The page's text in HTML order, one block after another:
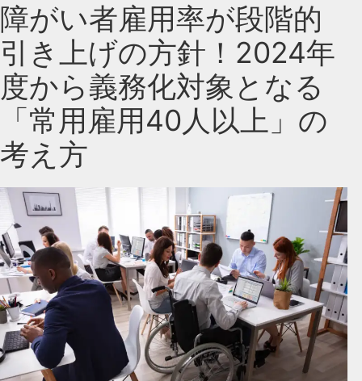
障がい者雇用率が段階的
引き上げの方針！2024年
度から義務化対象となる
「常用雇用40人以上」の
考え方